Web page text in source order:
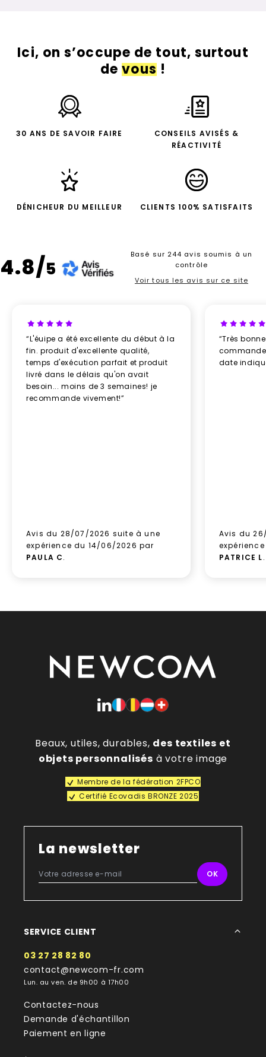
Ici, on s’occupe de tout, surtout
devous!
30 ANS DE SAVOIR FAIRE
CONSEILS AVISÉS &
RÉACTIVITÉ
DÉNICHEUR DU MEILLEUR CLIENTS 100% SATISFAITS
4.8/5
Basé sur 244 avis soumis à un
contrôle
Voir tous les avis sur ce site
“L'éuipe a été excellente du début à la
fin. produit d'excellente qualité,
temps d'exécution parfait et produit
livré dans le délais qu'on avait
besoin... moins de 3 semaines! je
recommande vivement!”
Avis du 28/07/2026 suite à une
expérience du 14/06/2026 par
PAULA C.
“Très
date
Avis du
PATRICE L.
Beaux, utiles, durables, des textiles et
objets personnalisés à votre image
Membre de la fédération 2FPCO
Certifié Ecovadis BRONZE 2025
La newsletter
SERVICE CLIENT
03 27 28 82 80
contact@newcom-fr.com
Lun. au ven. de 9h00 à 17h00
Contactez-nous
Demande d'échantillon
Paiement en ligne